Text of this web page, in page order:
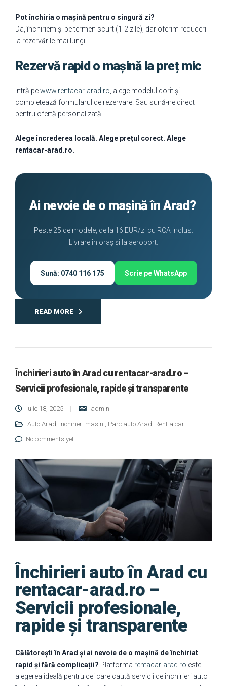
Pot închiria o mașină pentru o singură zi?
Da, închiriem și pe termen scurt (1-2 zile), dar oferim reduceri
la rezervările mai lungi.
Rezervă rapid o mașină la preț mic
Intră pewww.rentacar-arad.ro , alege modelul dorit și
completează formularul de rezervare. Sau sună-ne direct
pentru ofertă personalizată!
Alege încrederea locală. Alege prețul corect. Alege
rentacar-arad.ro.
Ai nevoie de o mașină în Arad?
Peste 25 de modele, de la 16 EUR/zi cu RCA inclus.
Livrare în oraș și la aeroport.
Sună: 0740 116 175 Scrie pe WhatsApp
READ MORE
Închirieri auto în Arad cu rentacar-arad.ro –
Servicii profesionale, rapide și transparente
iulie 18, 2025
admin
Auto Arad Inchirieri masini Parc auto Arad Rent a car
No comments yet
Închirieri auto în Arad cu
rentacar-arad.ro –
Servicii profesionale,
rapide și transparente
Călătorești în Arad și ai nevoie de o mașină de închiriat
rapid și fără complicații? Platforma rentacar-arad.ro este
alegerea ideală pentru cei care caută servicii de închirieri auto